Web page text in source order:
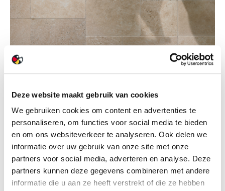
Deze website maakt gebruik van cookies
We gebruiken cookies om content en advertenties te
personaliseren, om functies voor social media te bieden
en om ons websiteverkeer te analyseren. Ook delen we
informatie over uw gebruik van onze site met onze
partners voor social media, adverteren en analyse. Deze
partners kunnen deze gegevens combineren met andere
informatie die u aan ze heeft verstrekt of die ze hebben